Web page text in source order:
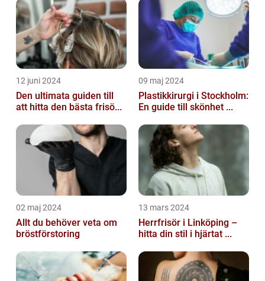
12 juni 2024
Den ultimata guiden till
att hitta den bästa frisö...
09 maj 2024
Plastikkirurgi i Stockholm:
En guide till skönhet ...
02 maj 2024
Allt du behöver veta om
bröstförstoring
13 mars 2024
Herrfrisör i Linköping –
hitta din stil i hjärtat ...